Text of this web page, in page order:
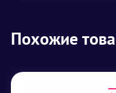
Похожие